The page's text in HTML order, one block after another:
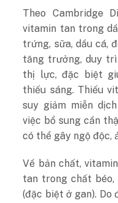
Theo Cambridge
vitamin tan trong
trứng, sữa, dầu cá,
tăng trưởng, duy trì
thị lực, đặc biệt
thiếu sáng. Thiếu
suy giảm miễn
việc bổ sung cần
có thể gây ngộ độc,
Về bản chất,
tan trong chất
(đặc biệt ở gan). Do